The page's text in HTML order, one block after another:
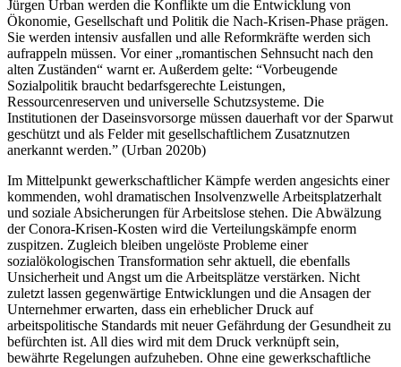
Jürgen Urban werden die Konflikte um die Entwicklung von
Ökonomie, Gesellschaft und Politik die Nach-Krisen-Phase prägen.
Sie werden intensiv ausfallen und alle Reformkräfte werden sich
aufrappeln müssen. Vor einer „romantischen Sehnsucht nach den
alten Zuständen“ warnt er. Außerdem gelte: “Vorbeugende
Sozialpolitik braucht bedarfsgerechte Leistungen,
Ressourcenreserven und universelle Schutzsysteme. Die
Institutionen der Daseinsvorsorge müssen dauerhaft vor der Sparwut
geschützt und als Felder mit gesellschaftlichem Zusatznutzen
anerkannt werden.” (Urban 2020b)
Im Mittelpunkt gewerkschaftlicher Kämpfe werden angesichts einer
kommenden, wohl dramatischen Insolvenzwelle Arbeitsplatzerhalt
und soziale Absicherungen für Arbeitslose stehen. Die Abwälzung
der Conora-Krisen-Kosten wird die Verteilungskämpfe enorm
zuspitzen. Zugleich bleiben ungelöste Probleme einer
sozialökologischen Transformation sehr aktuell, die ebenfalls
Unsicherheit und Angst um die Arbeitsplätze verstärken. Nicht
zuletzt lassen gegenwärtige Entwicklungen und die Ansagen der
Unternehmer erwarten, dass ein erheblicher Druck auf
arbeitspolitische Standards mit neuer Gefährdung der Gesundheit zu
befürchten ist. All dies wird mit dem Druck verknüpft sein,
bewährte Regelungen aufzuheben. Ohne eine gewerkschaftliche